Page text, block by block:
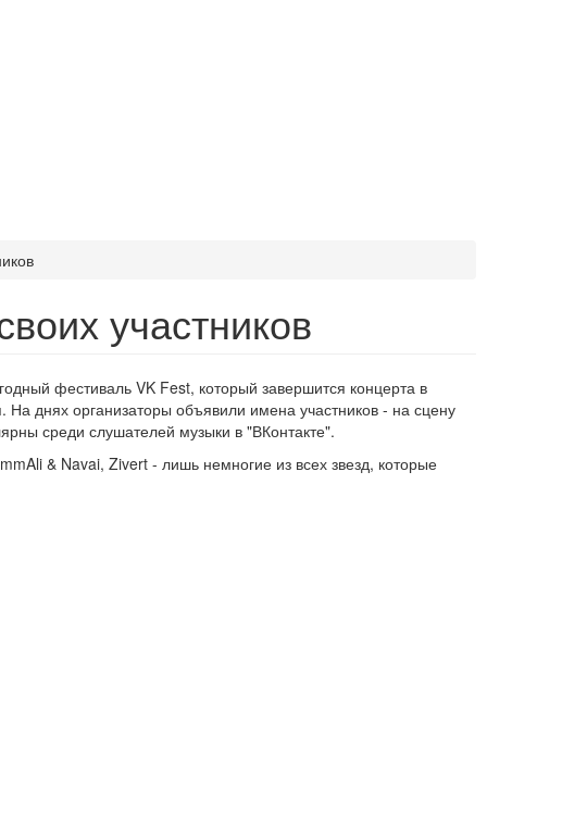
участников
фестиваль VK Fest, который завершится концерта в
днях организаторы объявили имена участников - на сцену
среди слушателей музыки в "ВКонтакте".
& Navai, Zivert - лишь немногие из всех звезд, которые